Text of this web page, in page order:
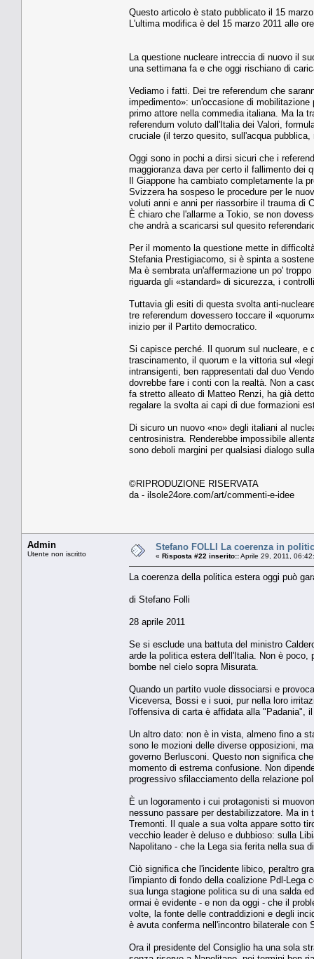
Questo articolo è stato pubblicato il 15
L'ultima modifica è del 15 marzo 2011 alle
La questione nucleare intreccia di nuovo il
una settimana fa e che oggi rischiano di
Vediamo i fatti. Dei tre referendum che
impedimento»: un'occasione di
primo attore nella commedia italiana. Ma la
referendum voluto dall'Italia dei Valori,
cruciale (il terzo quesito, sull'acqua
Oggi sono in pochi a dirsi sicuri che i
maggioranza dava per certo il fallimento dei
Il Giappone ha cambiato completamente la
Svizzera ha sospeso le procedure per le
voluti anni e anni per riassorbire il trauma di
È chiaro che l'allarme a Tokio, se non
che andrà a scaricarsi sul quesito
Per il momento la questione mette in
Stefania Prestigiacomo, si è spinta a
Ma è sembrata un'affermazione un po'
riguarda gli «standard» di sicurezza, i
Tuttavia gli esiti di questa svolta anti-
tre referendum dovessero toccare il
inizio per il Partito democratico.
Si capisce perché. Il quorum sul nucleare, e
trascinamento, il quorum e la vittoria sul
intransigenti, ben rappresentati dal duo
dovrebbe fare i conti con la realtà. Non a
fa stretto alleato di Matteo Renzi, ha già
regalare la svolta ai capi di due formazioni
Di sicuro un nuovo «no» degli italiani al
centrosinistra. Renderebbe impossibile
sono deboli margini per qualsiasi dialogo
©RIPRODUZIONE RISERVATA
da - ilsole24ore.com/art/commenti-e-idee
Admin
Utente non iscritto
Stefano FOLLI La coerenza in
« Risposta #22 inserito::Aprile 29, 2011,
La coerenza della politica estera oggi può
di Stefano Folli
28 aprile 2011
Se si esclude una battuta del ministro
arde la politica estera dell'Italia. Non è poco,
bombe nel cielo sopra Misurata.
Quando un partito vuole dissociarsi e
Viceversa, Bossi e i suoi, pur nella loro
l'offensiva di carta è affidata alla "Padania",
Un altro dato: non è in vista, almeno fino a
sono le mozioni delle diverse opposizioni,
governo Berlusconi. Questo non significa
momento di estrema confusione. Non
progressivo sfilacciamento della relazione
È un logoramento i cui protagonisti si
nessuno passare per destabilizzatore. Ma
Tremonti. Il quale a sua volta appare sotto
vecchio leader è deluso e dubbioso: sulla
Napolitano - che la Lega sia ferita nella sua
Ciò significa che l'incidente libico, peraltro
l'impianto di fondo della coalizione Pdl-Lega
sua lunga stagione politica su di una salda
ormai è evidente - e non da oggi - che il
volte, la fonte delle contraddizioni e degli
è avuta conferma nell'incontro bilaterale con
Ora il presidente del Consiglio ha una sola